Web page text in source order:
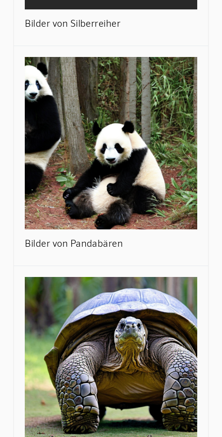
Bilder von Silberreiher
Bilder von Pandabären